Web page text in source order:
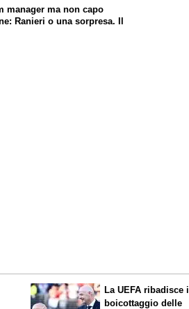
manager ma non capo
Ranieri o una sorpresa. Il
La UEFA ribadisce il
boicottaggio delle